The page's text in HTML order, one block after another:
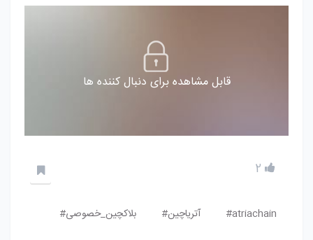
قابل مشاهده برای دنبال کننده ها
2
atriachain# آتریاچین# بلاکچین_خصوصی#